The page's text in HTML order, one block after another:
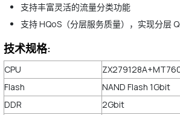
支持丰富灵活的流量分类功能
支持 HQoS（分层服务质量），实现分层
技术规格:
CPU
Flash
NAND Flash 1Gbit
DDR
2Gbit